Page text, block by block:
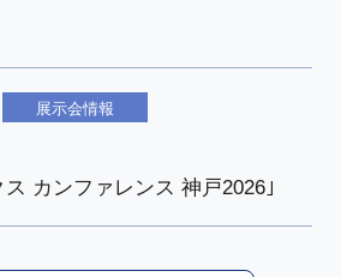
展示会情報
カンファレンス 神戸2026｣